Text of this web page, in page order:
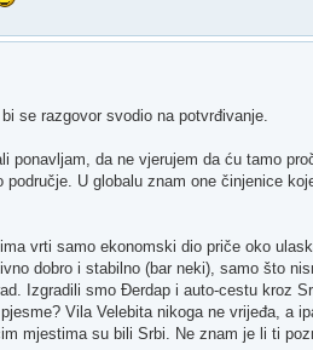
se razgovor svodio na potvrđivanje.
ponavljam, da ne vjerujem da ću tamo
U globalu znam one činjenice
vrti samo ekonomski dio priče oko
dobro i stabilno (bar neki), samo što
Izgradili smo Đerdap i auto-cestu kroz
Vila Velebita nikoga ne vrijeđa, a
mjestima su bili Srbi. Ne znam je li ti